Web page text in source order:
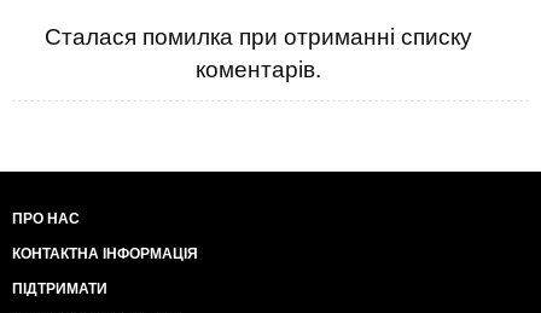
Сталася помилка при отриманні списку
коментарів.
ПРО НАС
КОНТАКТНА ІНФОРМАЦІЯ
ПІДТРИМАТИ